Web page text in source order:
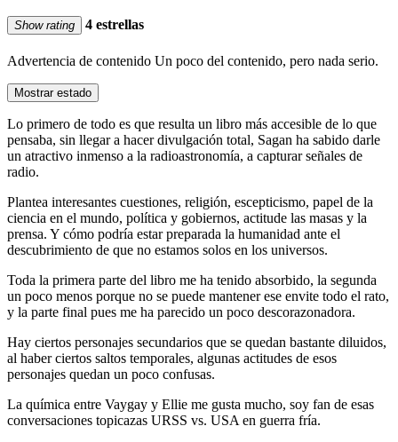
Show rating 4 estrellas
Advertencia de contenido Un poco del contenido, pero nada serio.
Mostrar estado
Lo primero de todo es que resulta un libro más accesible de lo que
pensaba, sin llegar a hacer divulgación total, Sagan ha sabido darle
un atractivo inmenso a la radioastronomía, a capturar señales de
radio.
Plantea interesantes cuestiones, religión, escepticismo, papel de la
ciencia en el mundo, política y gobiernos, actitude las masas y la
prensa. Y cómo podría estar preparada la humanidad ante el
descubrimiento de que no estamos solos en los universos.
Toda la primera parte del libro me ha tenido absorbido, la segunda
un poco menos porque no se puede mantener ese envite todo el rato,
y la parte final pues me ha parecido un poco descorazonadora.
Hay ciertos personajes secundarios que se quedan bastante diluidos,
al haber ciertos saltos temporales, algunas actitudes de esos
personajes quedan un poco confusas.
La química entre Vaygay y Ellie me gusta mucho, soy fan de esas
conversaciones topicazas URSS vs. USA en guerra fría.